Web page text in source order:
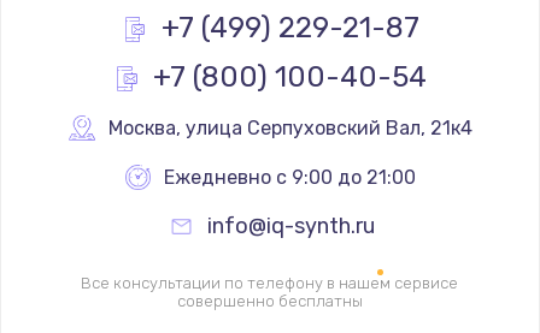
Заказать
Замена реле
Замена термопредохранителя
700 руб.
Заказать
+7 (499) 229-21-87
+7 (800) 100-40-54
Москва, улица Серпуховский Вал, 21к4
Ежедневно с 9:00 до 21:00
info@iq-synth.ru
Все консультации по телефону в нашем сервисе
совершенно бесплатны